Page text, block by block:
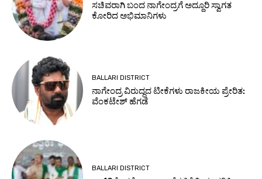
ಸಚಿವರಾಗಿ ಬಂದ ನಾಗೇಂದ್ರಗೆ ಅದ್ದೂರಿ ಸ್ವಾಗತ
ಕೋರಿದ ಅಭಿಮಾನಿಗಳು
BALLARI DISTRICT
ನಾಗೇಂದ್ರ ವಿರುದ್ಧದ ಟೀಕೆಗಳು ರಾಜಕೀಯ ಪ್ರೇರಿತ:
ವೆಂಕಟೇಶ್ ಹೆಗಡೆ
BALLARI DISTRICT